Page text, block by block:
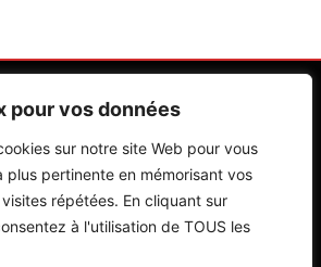
pour vos données
sur notre site Web pour vous
plus pertinente en mémorisant vos
répétées. En cliquant sur
à l'utilisation de TOUS les
Rédactions Mentions Légales